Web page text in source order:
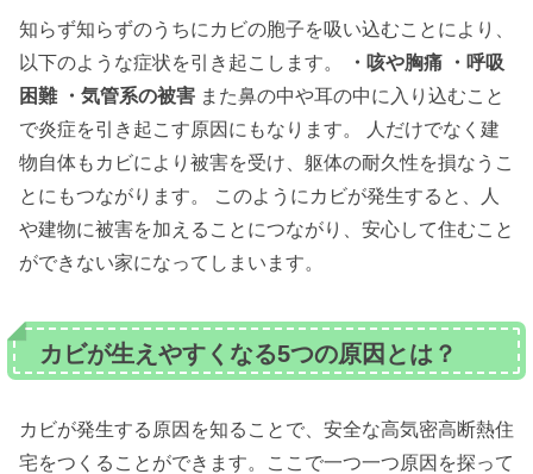
知らず知らずのうちにカビの胞子を吸い込むことにより、
以下のような症状を引き起こします。
・咳や胸痛
・呼吸
困難
・気管系の被害 また鼻の中や耳の中に入り込むこと
で炎症を引き起こす原因にもなります。 人だけでなく建
物自体もカビにより被害を受け、躯体の耐久性を損なうこ
とにもつながります。 このようにカビが発生すると、人
や建物に被害を加えることにつながり、安心して住むこと
ができない家になってしまいます。
カビが生えやすくなる5つの原因とは？
カビが発生する原因を知ることで、安全な高気密高断熱住
宅をつくることができます。ここで一つ一つ原因を探って